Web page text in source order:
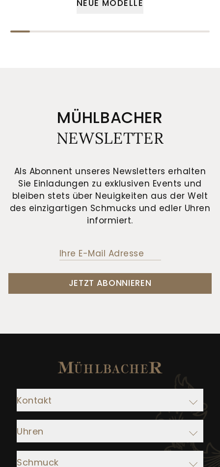
NEUE MODELLE
MÜHLBACHER
NEWSLETTER
Als Abonnent unseres Newsletters erhalten
Sie Einladungen zu exklusiven Events und
bleiben stets über Neuigkeiten aus der Welt
des einzigartigen Schmucks und edler Uhren
informiert.
JETZT ABONNIEREN
Kontakt
Juwelier Mühlbacher
93047 Regensburg
Uhren
Schmuck